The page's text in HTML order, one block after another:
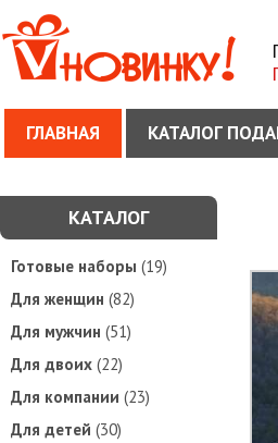
ГЛАВНАЯ КАТАЛОГ
КАТАЛОГ
Готовые наборы (19)
Для женщин (82)
Для мужчин (51)
Для двоих (22)
Для компании (23)
Для детей (30)